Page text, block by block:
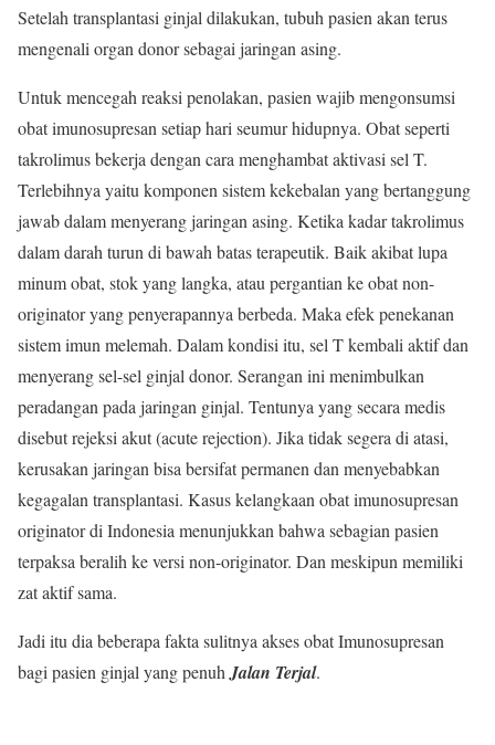
Setelah transplantasi ginjal dilakukan, tubuh pasien akan terus
mengenali organ donor sebagai jaringan asing.
Untuk mencegah reaksi penolakan, pasien wajib mengonsumsi
obat imunosupresan setiap hari seumur hidupnya. Obat seperti
takrolimus bekerja dengan cara menghambat aktivasi sel T.
Terlebihnya yaitu komponen sistem kekebalan yang bertanggung
jawab dalam menyerang jaringan asing. Ketika kadar takrolimus
dalam darah turun di bawah batas terapeutik. Baik akibat lupa
minum obat, stok yang langka, atau pergantian ke obat non-
originator yang penyerapannya berbeda. Maka efek penekanan
sistem imun melemah. Dalam kondisi itu, sel T kembali aktif dan
menyerang sel-sel ginjal donor. Serangan ini menimbulkan
peradangan pada jaringan ginjal. Tentunya yang secara medis
disebut rejeksi akut (acute rejection). Jika tidak segera di atasi,
kerusakan jaringan bisa bersifat permanen dan menyebabkan
kegagalan transplantasi. Kasus kelangkaan obat imunosupresan
originator di Indonesia menunjukkan bahwa sebagian pasien
terpaksa beralih ke versi non-originator. Dan meskipun memiliki
zat aktif sama.
Jadi itu dia beberapa fakta sulitnya akses obat Imunosupresan
bagi pasien ginjal yang penuh Jalan Terjal.